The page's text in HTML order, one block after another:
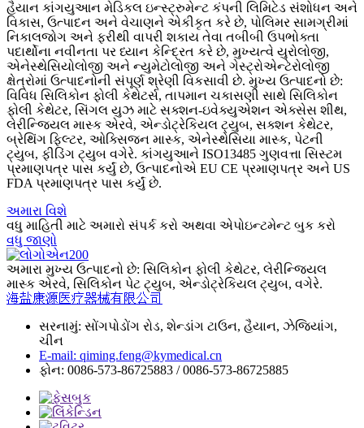
હૈયાન કાંગયુઆન મેડિકલ ઇન્સ્ટ્રુમેન્ટ કંપની લિમિટેડ સંશોધન અને
વિકાસ, ઉત્પાદન અને વેચાણને એકીકૃત કરે છે, પોલિમર સામગ્રીમાં
નિકાલજોગ અને ફરીથી વાપરી શકાય તેવા તબીબી ઉપભોક્તા
પદાર્થોના નવીનતા પર ધ્યાન કેન્દ્રિત કરે છે, મુખ્યત્વે યુરોલોજી,
એનેસ્થેસિયોલોજી અને ન્યુમેટોલોજી અને ગેસ્ટ્રોએન્ટેરોલોજી
ક્ષેત્રોમાં ઉત્પાદનોની સંપૂર્ણ શ્રેણી વિકસાવી છે. મુખ્ય ઉત્પાદનો છે:
વિવિધ સિલિકોન ફોલી કેથેટર્સ, તાપમાન ચકાસણી સાથે સિલિકોન
ફોલી કેથેટર, સિંગલ યુઝ માટે સક્શન-ઇવેક્યુએશન એક્સેસ શીથ,
લેરીન્જિયલ માસ્ક એરવે, એન્ડોટ્રેકિયલ ટ્યુબ, સક્શન કેથેટર,
બ્રેથિંગ ફિલ્ટર, ઓક્સિજન માસ્ક, એનેસ્થેસિયા માસ્ક, પેટની
ટ્યુબ, ફીડિંગ ટ્યુબ વગેરે. કાંગયુઆને ISO13485 ગુણવત્તા સિસ્ટમ
પ્રમાણપત્ર પાસ કર્યું છે, ઉત્પાદનોએ EU CE પ્રમાણપત્ર અને US
FDA પ્રમાણપત્ર પાસ કર્યું છે.
અમારા વિશે
વધુ માહિતી માટે અમારો સંપર્ક કરો અથવા એપોઇન્ટમેન્ટ બુક કરો
વધુ જાણો
અમારા મુખ્ય ઉત્પાદનો છે: સિલિકોન ફોલી કેથેટર, લેરીન્જિયલ
માસ્ક એરવે, સિલિકોન પેટ ટ્યુબ, એન્ડોટ્રેકિયલ ટ્યુબ, વગેરે.
海盐康源医疗器械有限公司
સરનામું: સોંગપોડોંગ રોડ, શેન્ડાંગ ટાઉન, હૈયાન, ઝેજિયાંગ,
ચીન
E-mail: qiming.feng@kymedical.cn
ફોન: 0086-573-86725883 / 0086-573-86725885